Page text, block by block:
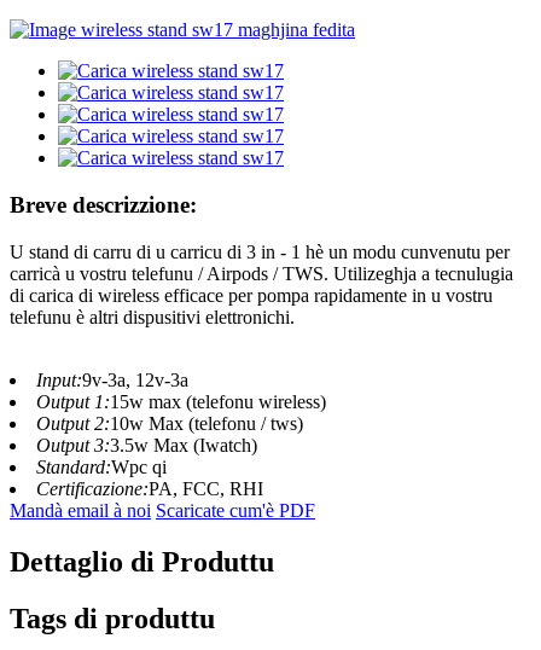
Breve descrizzione:
U stand di carru di u carricu di 3 in - 1 hè un modu cunvenutu per
carricà u vostru telefunu / Airpods / TWS. Utilizeghja a tecnulugia
di carica di wireless efficace per pompa rapidamente in u vostru
telefunu è altri dispusitivi elettronichi.
Input:9v-3a, 12v-3a
Output 1:15w max (telefonu wireless)
Output 2:10w Max (telefonu / tws)
Output 3:3.5w Max (Iwatch)
Standard:Wpc qi
Certificazione:PA, FCC, RHI
Mandà email à noi Scaricate cum'è PDF
Dettaglio di Produttu
Tags di produttu